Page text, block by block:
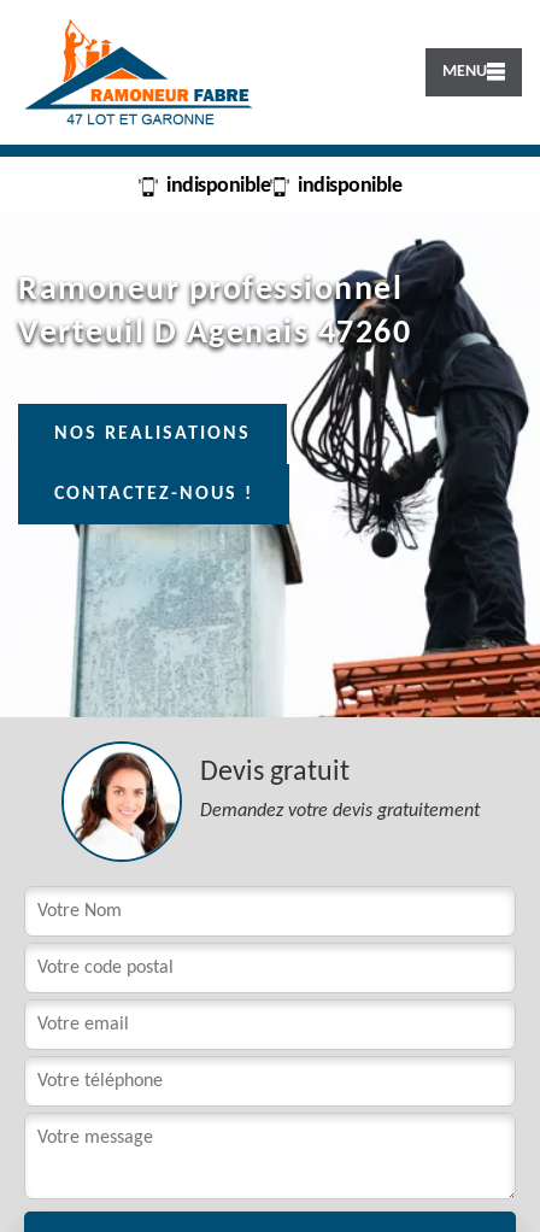
MENU
indisponible indisponible
Ramoneur professionnel
Verteuil D Agenais 47260
NOS REALISATIONS
CONTACTEZ-NOUS !
Devis gratuit
Demandez votre devis gratuitement